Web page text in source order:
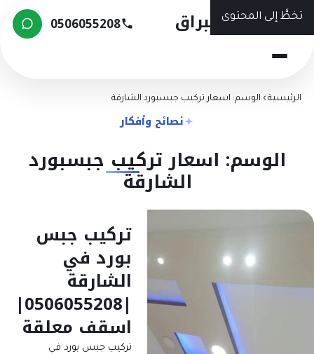
تخطَّ إلى المحتوى
شركة البراق 0506055208
الرئيسية › الوسم: اسعار تركيب جبسبورد الشارقة
نصائح وأفكار
الوسم: اسعار تركيب جبسبورد
الشارقة
تركيب جبس
بورد في
الشارقة
|0506055208|
اسقف معلقة
تركيب جبس بورد في